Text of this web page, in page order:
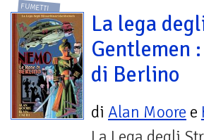
FUMETTI
La lega
Gentlemen
di Berlino
di Alan Moore e